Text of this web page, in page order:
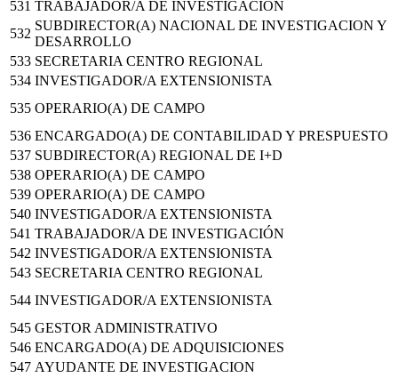
531 TRABAJADOR/A DE INVESTIGACIÓN
532
SUBDIRECTOR(A) NACIONAL DE INVESTIGACION Y
DESARROLLO
533 SECRETARIA CENTRO REGIONAL
534 INVESTIGADOR/A EXTENSIONISTA
535 OPERARIO(A) DE CAMPO
536 ENCARGADO(A) DE CONTABILIDAD Y PRESPUESTO
537 SUBDIRECTOR(A) REGIONAL DE I+D
538 OPERARIO(A) DE CAMPO
539 OPERARIO(A) DE CAMPO
540 INVESTIGADOR/A EXTENSIONISTA
541 TRABAJADOR/A DE INVESTIGACIÓN
542 INVESTIGADOR/A EXTENSIONISTA
543 SECRETARIA CENTRO REGIONAL
544 INVESTIGADOR/A EXTENSIONISTA
545 GESTOR ADMINISTRATIVO
546 ENCARGADO(A) DE ADQUISICIONES
547 AYUDANTE DE INVESTIGACION